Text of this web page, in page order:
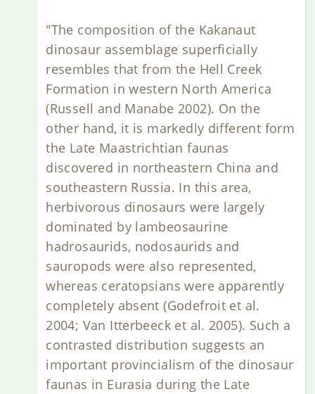
"The composition of the Kakanaut
dinosaur assemblage superficially
resembles that from the Hell Creek
Formation in western North America
(Russell and Manabe 2002). On the
other hand, it is markedly different form
the Late Maastrichtian faunas
discovered in northeastern China and
southeastern Russia. In this area,
herbivorous dinosaurs were largely
dominated by lambeosaurine
hadrosaurids, nodosaurids and
sauropods were also represented,
whereas ceratopsians were apparently
completely absent (Godefroit et al.
2004; Van Itterbeeck et al. 2005). Such a
contrasted distribution suggests an
important provincialism of the dinosaur
faunas in Eurasia during the Late